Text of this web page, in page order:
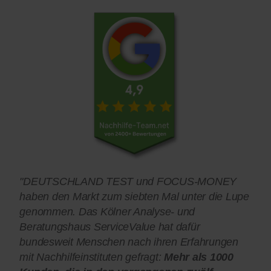
"DEUTSCHLAND TEST und FOCUS-MONEY
haben den Markt zum siebten Mal unter die Lupe
genommen. Das Kölner Analyse- und
Beratungshaus ServiceValue hat dafür
bundesweit Menschen nach ihren Erfahrungen
mit Nachhilfeinstituten gefragt: Mehr als 1000